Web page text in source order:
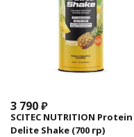
3 790₽
SCITEC NUTRITION Protein
Delite Shake (700 гр)